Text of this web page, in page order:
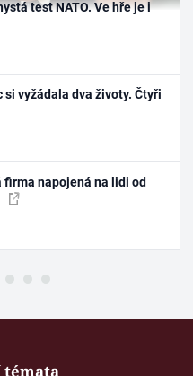
test NATO. Ve hře je i
vyžádala dva životy. Čtyři
firma napojená na lidi od
témata